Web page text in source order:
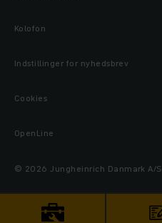
Kolofon
Indstillinger for nyhedsbrev
Cookies
OpenLine
© 2026 Jungheinrich Danmark A/S